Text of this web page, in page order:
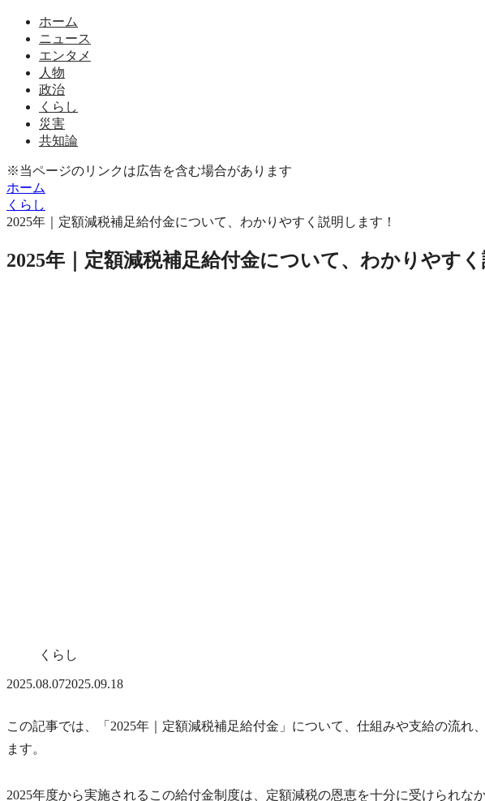
ホーム
ニュース
エンタメ
人物
政治
くらし
災害
共知論
※当ページのリンクは広告を含む場合があります
ホーム
くらし
2025年｜定額減税補足給付金について、わかりやすく説明します！
2025年｜定額減税補足給付金について、わかりやすく
くらし
2025.08.072025.09.18
この記事では、「2025年｜定額減税補足給付金」について、仕組みや支給の流れ
ます。
2025年度から実施されるこの給付金制度は、定額減税の恩恵を十分に受けられな